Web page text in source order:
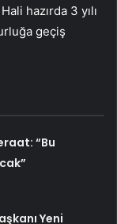
hazırda 3 yılı
geçiş
“Bu
Yeni